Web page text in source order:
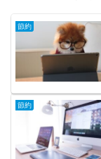
節約
節約